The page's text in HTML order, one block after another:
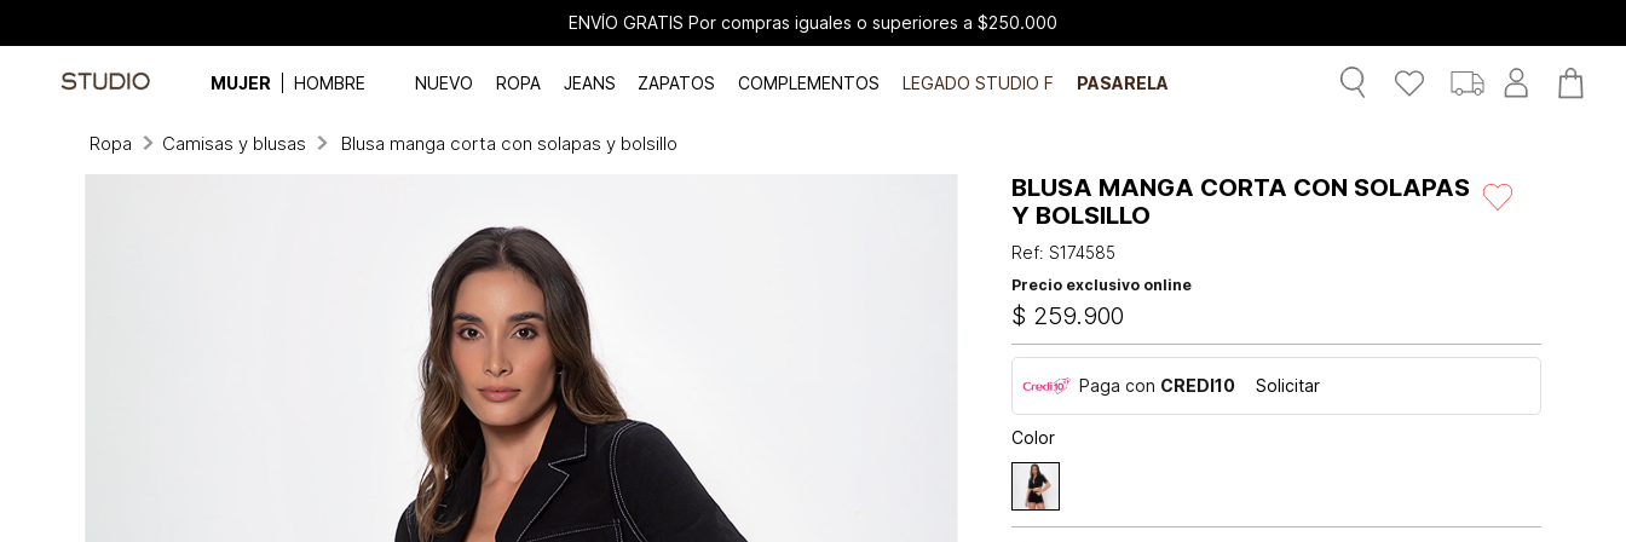
ENVÍO GRATIS Por compras iguales o superiores a $250.000
MUJER HOMBRE NUEVO ROPA JEANS ZAPATOS COMPLEMENTOS LEGADO STUDIO F PASARELA
Ropa Camisas y blusas Blusa manga corta con solapas y bolsillo
BLUSA MANGA CORTA CON SOLAPAS
Y BOLSILLO
Ref:S174585
Precio exclusivo online
$ 259.900
Paga con CREDI10 Solicitar
Color